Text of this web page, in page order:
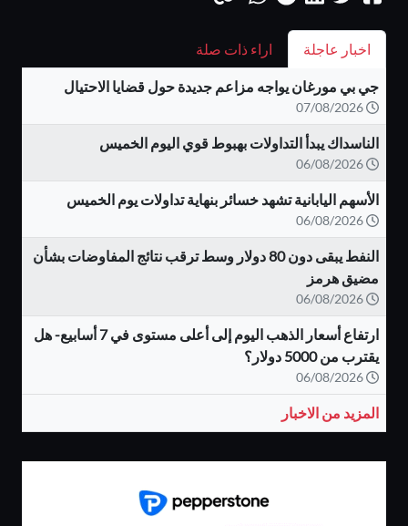
اخبار عاجلة اراء ذات صلة
جي بي مورغان يواجه مزاعم جديدة حول قضايا الاحتيال
الناسداك يبدأ التداولات بهبوط قوي اليوم الخميس
الأسهم اليابانية تشهد خسائر بنهاية تداولات يوم الخميس
النفط يبقى دون 80 دولار وسط ترقب نتائج المفاوضات بشأن
مضيق هرمز
ارتفاع أسعار الذهب اليوم إلى أعلى مستوى في 7 أسابيع- هل
يقترب من 5000 دولار؟
المزيد من الاخبار